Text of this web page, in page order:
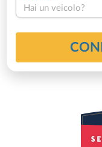
Hai un veicolo?